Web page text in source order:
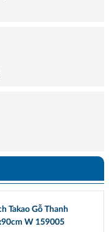
Takao Gỗ Thanh
W 159005